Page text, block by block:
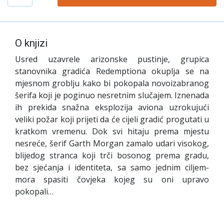
O knjizi
Usred uzavrele arizonske pustinje, grupica
stanovnika gradića Redemptiona okuplja se na
mjesnom groblju kako bi pokopala novoizabranog
šerifa koji je poginuo nesretnim slučajem. Iznenada
ih prekida snažna eksplozija aviona uzrokujući
veliki požar koji prijeti da će cijeli gradić progutati u
kratkom vremenu. Dok svi hitaju prema mjestu
nesreće, šerif Garth Morgan zamalo udari visokog,
blijedog stranca koji trči bosonog prema gradu,
bez sjećanja i identiteta, sa samo jednim ciljem-
mora spasiti čovjeka kojeg su oni upravo
pokopali…